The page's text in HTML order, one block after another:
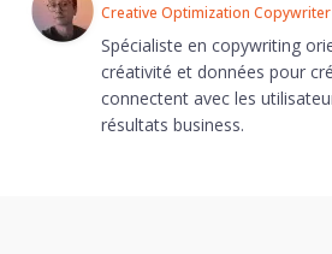
Creative Optimization Copywriter
Spécialiste en copywriting
créativité et données pour
connectent avec les
résultats business.